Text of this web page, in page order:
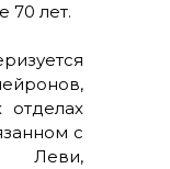
70 лет.
отделах
с
Леви,